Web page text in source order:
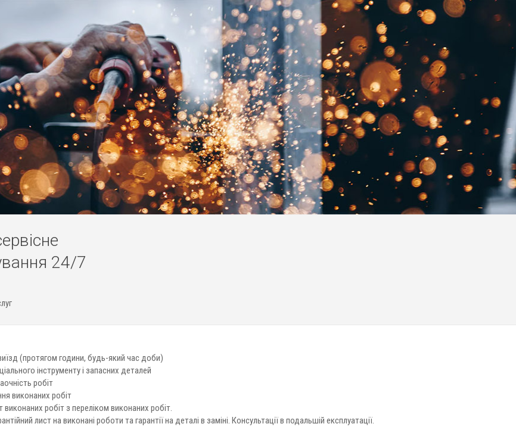
24/7
(протягом години, будь-який час доби)
інструменту і запасних деталей
робіт
виконаних робіт
робіт з переліком виконаних робіт.
лист на виконані роботи та гарантії на деталі в заміні. Консультації в подальшій експлуатації.